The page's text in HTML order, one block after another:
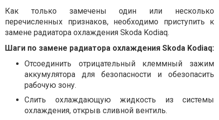
Как только замечены один или несколько
перечисленных признаков, необходимо приступить к
замене радиатора охлаждения Skoda Kodiaq.
Шаги по замене радиатора охлаждения Skoda Kodiaq:
Отсоединить отрицательный клеммный зажим
аккумулятора для безопасности и обезопасить
рабочую зону.
Слить охлаждающую жидкость из системы
охлаждения, открыв сливной вентиль.